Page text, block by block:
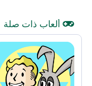
ألعاب ذات صلة